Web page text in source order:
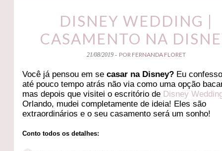
DISNEY WEDDING |
CASAMENTO NA
21/08/2019 - POR FERNANDA FLORET
Você já pensou em secasar na Disney? Eu
até pouco tempo atrás não via como uma opção
mas depois que visitei o escritório de Disney
Orlando, mudei completamente de ideia! Eles são
extraordinários e o seu casamento será um sonho!
Conto todos os detalhes: